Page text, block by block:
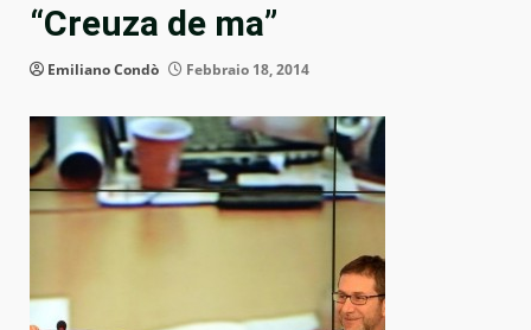
“Creuza de ma”
Emiliano Condò Febbraio 18, 2014